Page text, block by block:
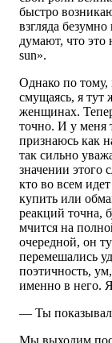
быстро
взгляда
думают, что это
sun».
Однако по
смущаясь, я
женщинах.
точно. И у меня
признаюсь как
так сильно
значении этого
кто во всем
купить или
реакций точна,
мчится на
очередной, он
перемешались
поэтичность,
именно в него.
— Ты